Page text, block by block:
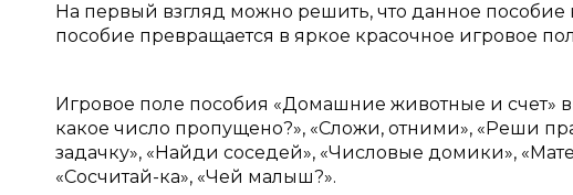
На первый взгляд можно решить, что данное пособие
пособие превращается в яркое красочное игровое
Игровое поле пособия «Домашние животные и счет»
какое число пропущено?», «Сложи, отними», «Реши
задачку», «Найди соседей», «Числовые домики»,
«Сосчитай-ка», «Чей малыш?».